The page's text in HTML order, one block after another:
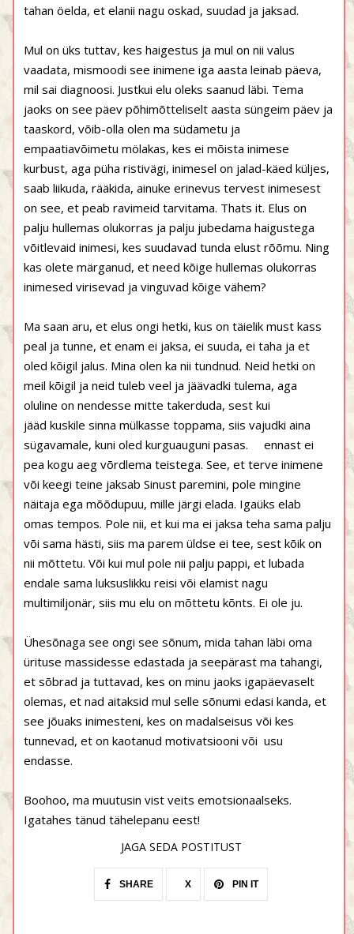
tahan öelda, et elanii nagu oskad, suudad ja jaksad.
Mul on üks tuttav, kes haigestus ja mul on nii valus
vaadata, mismoodi see inimene iga aasta leinab päeva,
mil sai diagnoosi. Justkui elu oleks saanud läbi. Tema
jaoks on see päev põhimõtteliselt aasta süngeim päev ja
taaskord, võib-olla olen ma südametu ja
empaatiavõimetu mölakas, kes ei mõista inimese
kurbust, aga püha ristivägi, inimesel on jalad-käed küljes,
saab liikuda, rääkida, ainuke erinevus tervest inimesest
on see, et peab ravimeid tarvitama. Thats it. Elus on
palju hullemas olukorras ja palju jubedama haigustega
võitlevaid inimesi, kes suudavad tunda elust rõõmu. Ning
kas olete märganud, et need kõige hullemas olukorras
inimesed virisevad ja vinguvad kõige vähem?
Ma saan aru, et elus ongi hetki, kus on täielik must kass
peal ja tunne, et enam ei jaksa, ei suuda, ei taha ja et
oled kõigil jalus. Mina olen ka nii tundnud. Neid hetki on
meil kõigil ja neid tuleb veel ja jäävadki tulema, aga
oluline on nendesse mitte takerduda, sest kui
jääd kuskile sinna mülkasse toppama, siis vajudki aina
sügavamale, kuni oled kurguauguni pasas. ennast ei
pea kogu aeg võrdlema teistega. See, et terve inimene
või keegi teine jaksab Sinust paremini, pole mingine
näitaja ega mõõdupuu, mille järgi elada. Igaüks elab
omas tempos. Pole nii, et kui ma ei jaksa teha sama palju
või sama hästi, siis ma parem üldse ei tee, sest kõik on
nii mõttetu. Või kui mul pole nii palju pappi, et lubada
endale sama luksuslikku reisi või elamist nagu
multimiljonär, siis mu elu on mõttetu kõnts. Ei ole ju.
Ühesõnaga see ongi see sõnum, mida tahan läbi oma
ürituse massidesse edastada ja seepärast ma tahangi,
et sõbrad ja tuttavad, kes on minu jaoks igapäevaselt
olemas, et nad aitaksid mul selle sõnumi edasi kanda, et
see jõuaks inimesteni, kes on madalseisus või kes
tunnevad, et on kaotanud motivatsiooni või usu
endasse.
Boohoo, ma muutusin vist veits emotsionaalseks.
Igatahes tänud tähelepanu eest!
JAGA SEDA POSTITUST
SHARE X PIN IT